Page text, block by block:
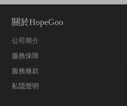
關於HopeGoo
公司簡介
服務保障
服務條款
私隱聲明